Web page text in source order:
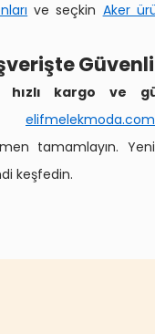
ve seçkin Aker
hızlı kargo ve
elifmelekmoda.com
tamamlayın.
keşfedin.